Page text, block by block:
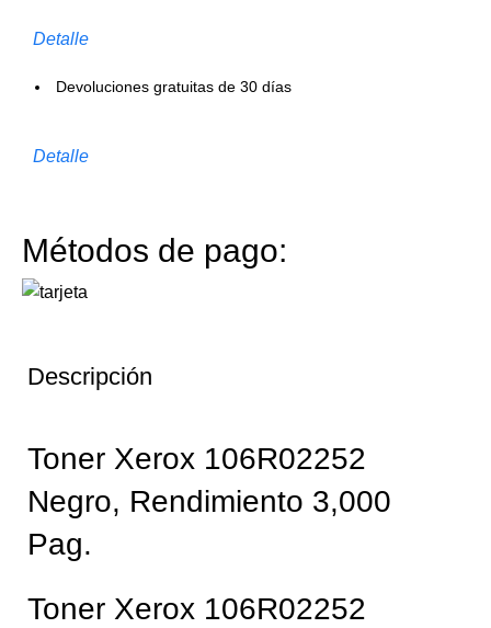
Detalle
Devoluciones gratuitas de 30 días
Detalle
Métodos de pago:
Descripción
Toner Xerox 106R02252
Negro, Rendimiento 3,000
Pag.
Toner Xerox 106R02252